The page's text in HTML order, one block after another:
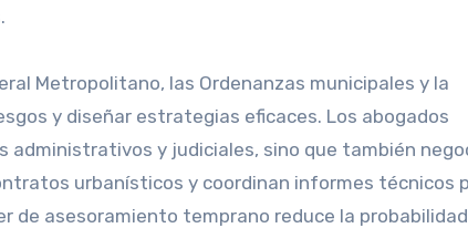
Metropolitano, las Ordenanzas municipales y la
y diseñar estrategias eficaces. Los abogados
administrativos y judiciales, sino que también
urbanísticos y coordinan informes técnicos
de asesoramiento temprano reduce la